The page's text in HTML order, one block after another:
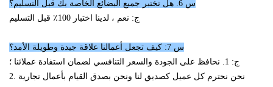
س 6. هل تختبر جميع البضائع الخاصة بك قبل التسليم؟
ج: نعم ، لدينا اختبار 100٪ قبل التسليم
س 7: كيف تجعل أعمالنا علاقة جيدة وطويلة الأمد؟
ج: 1. نحافظ على الجودة والسعر التنافسي لضمان استفادة عملائنا ؛
2. نحن نحترم كل عميل كصديق لنا ونحن بصدق القيام بأعمال تجارية